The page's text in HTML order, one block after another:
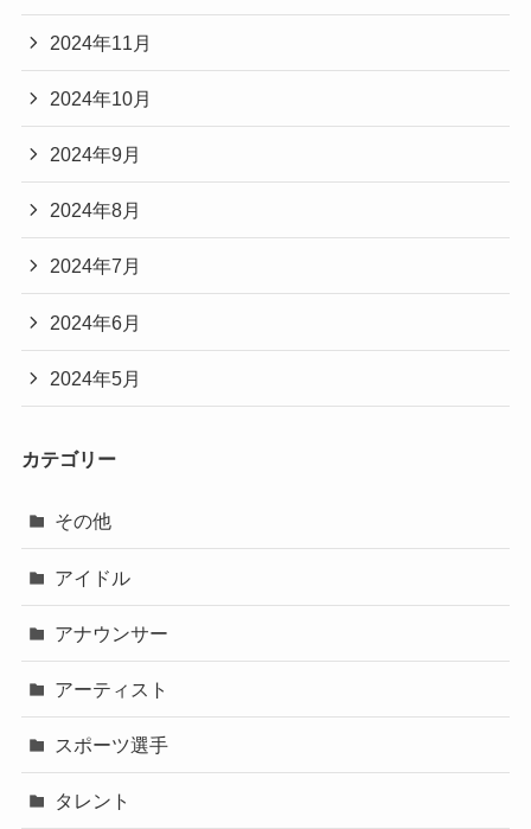
2024年11月
2024年10月
2024年9月
2024年8月
2024年7月
2024年6月
2024年5月
カテゴリー
その他
アイドル
アナウンサー
アーティスト
スポーツ選手
タレント